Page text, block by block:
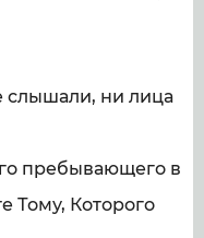
слышали, ни лица
пребывающего в
Тому, Которого